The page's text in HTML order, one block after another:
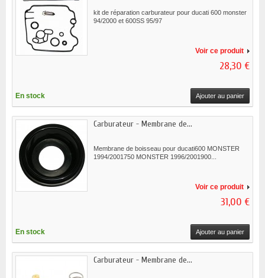
kit de réparation carburateur pour ducati 600 monster
94/2000 et 600SS 95/97
Voir ce produit
28,30 €
En stock Ajouter au panier
Carburateur - Membrane de...
Membrane de boisseau pour ducati600 MONSTER
1994/2001750 MONSTER 1996/2001900...
Voir ce produit
31,00 €
En stock Ajouter au panier
Carburateur - Membrane de...